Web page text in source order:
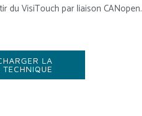
du VisiTouch par liaison CANopen.
LA
TECHNIQUE